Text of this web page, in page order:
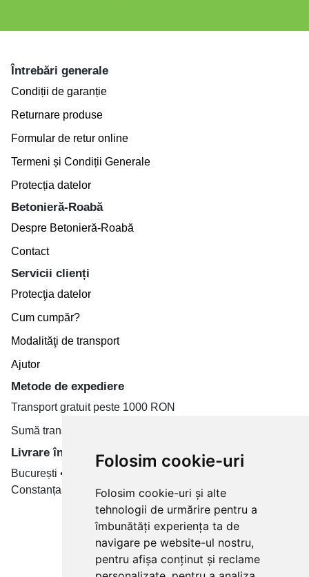
Folosim cookie-uri
Folosim cookie-uri și alte
tehnologii de urmărire pentru a
îmbunătăți experiența ta de
navigare pe website-ul nostru,
pentru afișa conținut și reclame
Întrebări generale
Condiții de garanție
Returnare produse
Formular de retur online
Termeni și Condiții Generale
Protecția datelor
Betonieră-Roabă
Despre Betonieră-Roabă
Contact
Servicii clienți
Protecţia datelor
Cum cumpăr?
Modalităţi de transport
Ajutor
Metode de expediere
Transport gratuit peste 1000 RON
Sumă transport de la 19.99 RON
Livrare în toate țară
București • Cluj-Napoca • Brașov • Timișoara • Iași •
Constanța • Craiova
Plăți cu card bancar prin